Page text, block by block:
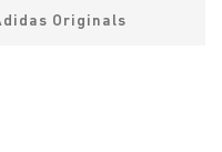
Originals